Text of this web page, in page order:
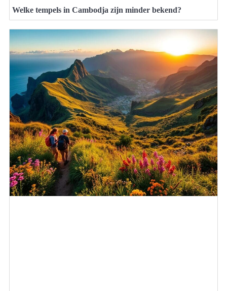
Welke tempels in Cambodja zijn minder bekend?